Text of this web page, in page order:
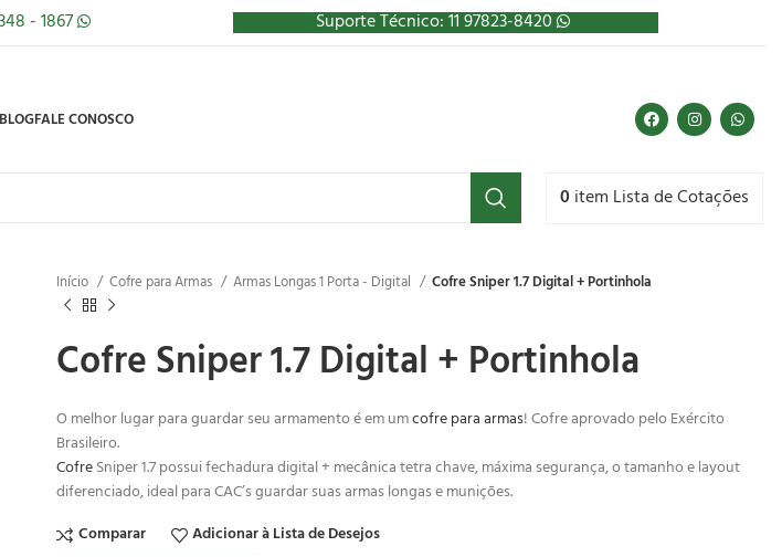
- 1867 Suporte Técnico: 11 97823-8420
BLOGFALE CONOSCO
0 item Lista de Cotações
Início Cofre para Armas Armas Longas 1 Porta - Digital Cofre Sniper 1.7 Digital + Portinhola
Cofre Sniper 1.7 Digital + Portinhola
O melhor lugar para guardar seu armamento é em umcofre para armas! Cofre aprovado pelo Exército
Brasileiro.
CofreSniper 1.7 possui fechadura digital + mecânica tetra chave, máxima segurança, o tamanho e layout
diferenciado, ideal para CAC’s guardar suas armas longas e munições.
Comparar
Adicionar à Lista de Desejos